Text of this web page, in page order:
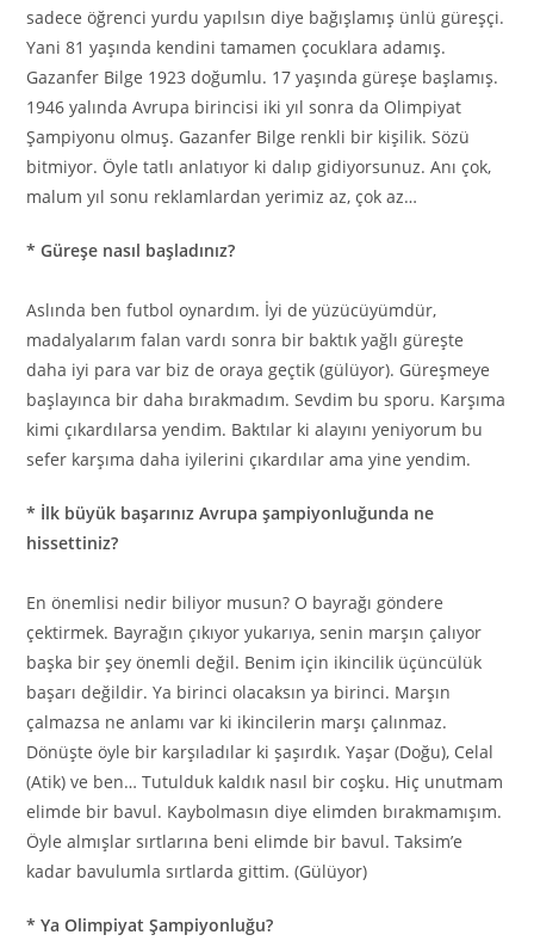
sadece öğrenci yurdu yapılsın diye bağışlamış ünlü güreşçi.
Yani 81 yaşında kendini tamamen çocuklara adamış.
Gazanfer Bilge 1923 doğumlu. 17 yaşında güreşe başlamış.
1946 yalında Avrupa birincisi iki yıl sonra da Olimpiyat
Şampiyonu olmuş. Gazanfer Bilge renkli bir kişilik. Sözü
bitmiyor. Öyle tatlı anlatıyor ki dalıp gidiyorsunuz. Anı çok,
malum yıl sonu reklamlardan yerimiz az, çok az…
* Güreşe nasıl başladınız?
Aslında ben futbol oynardım. İyi de yüzücüyümdür,
madalyalarım falan vardı sonra bir baktık yağlı güreşte
daha iyi para var biz de oraya geçtik (gülüyor). Güreşmeye
başlayınca bir daha bırakmadım. Sevdim bu sporu. Karşıma
kimi çıkardılarsa yendim. Baktılar ki alayını yeniyorum bu
sefer karşıma daha iyilerini çıkardılar ama yine yendim.
* İlk büyük başarınız Avrupa şampiyonluğunda ne
hissettiniz?
En önemlisi nedir biliyor musun? O bayrağı göndere
çektirmek. Bayrağın çıkıyor yukarıya, senin marşın çalıyor
başka bir şey önemli değil. Benim için ikincilik üçüncülük
başarı değildir. Ya birinci olacaksın ya birinci. Marşın
çalmazsa ne anlamı var ki ikincilerin marşı çalınmaz.
Dönüşte öyle bir karşıladılar ki şaşırdık. Yaşar (Doğu), Celal
(Atik) ve ben… Tutulduk kaldık nasıl bir coşku. Hiç unutmam
elimde bir bavul. Kaybolmasın diye elimden bırakmamışım.
Öyle almışlar sırtlarına beni elimde bir bavul. Taksim’e
kadar bavulumla sırtlarda gittim. (Gülüyor)
* Ya Olimpiyat Şampiyonluğu?